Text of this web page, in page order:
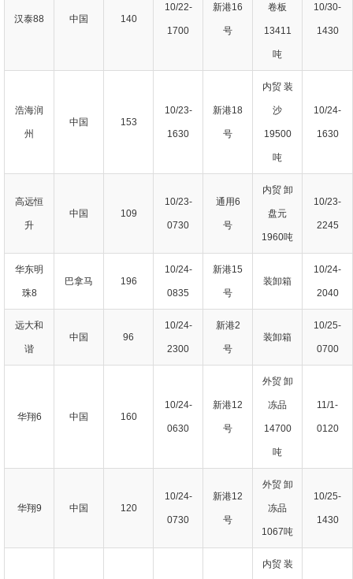
汉泰88 中国 140
10/22-
1700
新港16
号
卷板
13411
吨
10/30-
1430
浩海润
州
中国 153
10/23-
1630
新港18
号
内贸 装
沙
19500
吨
10/24-
1630
高远恒
升
中国 109
10/23-
0730
通用6
号
内贸 卸
盘元
1960吨
10/23-
2245
华东明
珠8
巴拿马 196
10/24-
0835
新港15
号
装卸箱
10/24-
2040
远大和
谐
中国 96
10/24-
2300
新港2
号
装卸箱
10/25-
0700
华翔6 中国 160
10/24-
0630
新港12
号
外贸 卸
冻品
14700
吨
11/1-
0120
华翔9 中国 120
10/24-
0730
新港12
号
外贸 卸
冻品
1067吨
10/25-
1430
内贸 装